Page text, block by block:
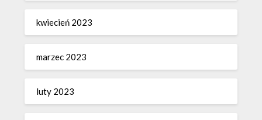
kwiecień 2023
marzec 2023
luty 2023